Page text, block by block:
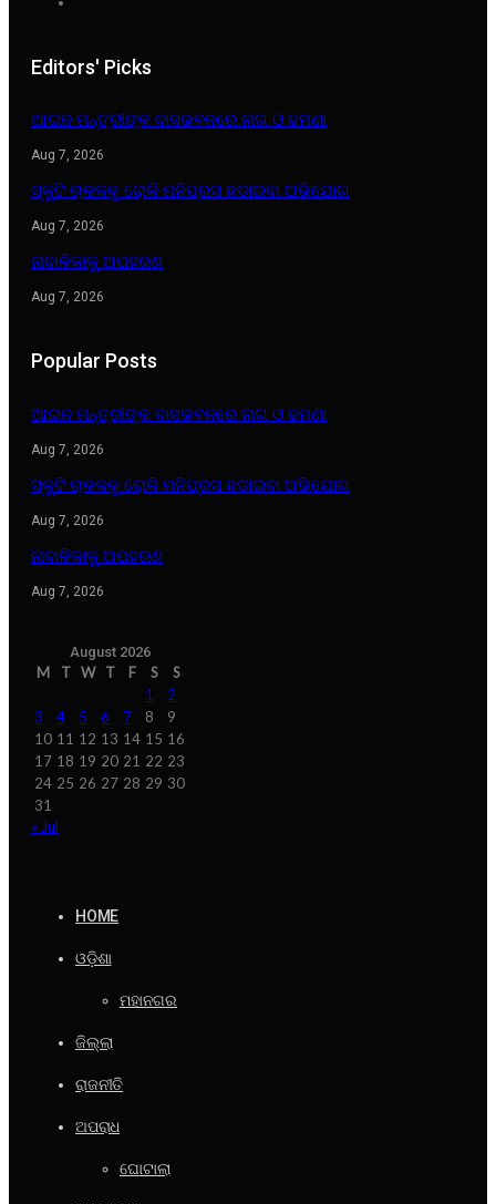
Editors' Picks
ଆଇନ ମନ୍ତ୍ରୀଙ୍କ ବାସଭବନରେ ନାଗ ଓ ଢମଣା
Aug 7, 2026
ସ୍କୁଟି ଚାଳକକୁ ରୋକି ମନିପ୍ରସ ଛଡାଇବା ଅଭିଯୋଗ
Aug 7, 2026
ନାବାଳିକାକୁ ଅପହରଣ
Aug 7, 2026
Popular Posts
ଆଇନ ମନ୍ତ୍ରୀଙ୍କ ବାସଭବନରେ ନାଗ ଓ ଢମଣା
Aug 7, 2026
ସ୍କୁଟି ଚାଳକକୁ ରୋକି ମନିପ୍ରସ ଛଡାଇବା ଅଭିଯୋଗ
Aug 7, 2026
ନାବାଳିକାକୁ ଅପହରଣ
Aug 7, 2026
August 2026
M T W T F S
S
1
2
3
4 5 6 7 8
9
10 11 12 13 14 15 16
17 18 19 20 21 22 23
24 25 26 27 28 29 30
31
« Jul
HOME
ଓଡ଼ିଶା
ମହାନଗର
ଜିଲ୍ଲା
ରାଜନୀତି
ଅପରାଧ
ଘୋଟାଲା